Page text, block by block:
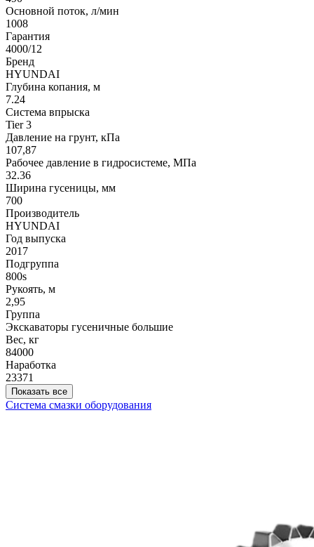
Основной поток, л/мин
1008
Гарантия
4000/12
Бренд
HYUNDAI
Глубина копания, м
7.24
Система впрыска
Tier 3
Давление на грунт, кПа
107,87
Рабочее давление в гидросистеме, МПа
32.36
Ширина гусеницы, мм
700
Производитель
HYUNDAI
Год выпуска
2017
Подгруппа
800s
Рукоять, м
2,95
Группа
Экскаваторы гусеничные большие
Вес, кг
84000
Наработка
23371
Показать все
Система смазки оборудования